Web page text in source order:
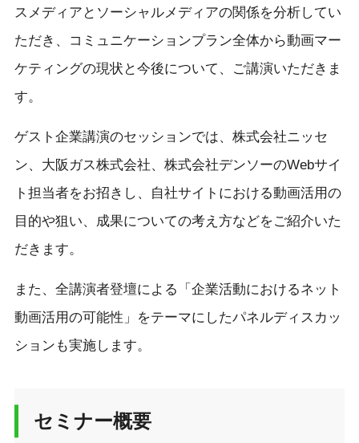
スメディアとソーシャルメディアの関係を分析してい
ただき、コミュニケーションプラン全体から動画マー
ケティングの現状と今後について、ご講演いただきま
す。
ゲスト企業講演のセッションでは、株式会社ニッセ
ン、大阪ガス株式会社、株式会社デンソーのWebサイ
ト担当者をお招きし、自社サイトにおける動画活用の
目的や狙い、成果についての考え方などをご紹介いた
だきます。
また、全講演者登壇による「企業活動におけるネット
動画活用の可能性」をテーマにしたパネルディスカッ
ションも実施します。
セミナー概要